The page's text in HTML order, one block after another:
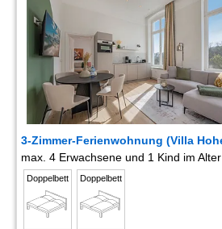
3-Zimmer-Ferienwohnung (Villa
max. 4 Erwachsene und 1 Kind im
Doppelbett Doppelbett